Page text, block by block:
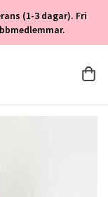
(1-3 dagar). Fri